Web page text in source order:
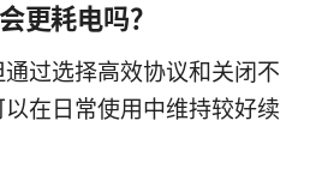
更耗电吗？
过选择高效协议和关闭不
在日常使用中维持较好续